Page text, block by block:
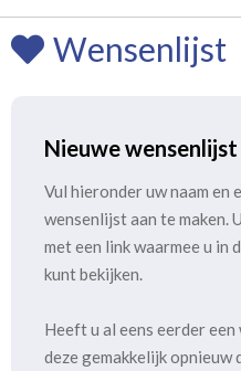
Wensenlijst
Nieuwe wensenlijst
Vul hieronder uw naam en
wensenlijst aan te maken.
met een link waarmee u in
kunt bekijken.
Heeft u al eens eerder
deze gemakkelijk opnieuw